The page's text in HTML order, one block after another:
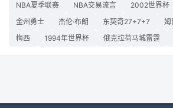
NBA夏季联赛
NBA交易流言 2002世界杯
金州勇士
杰伦·布朗 东契奇27+7+7 姆
梅西
1994年世界杯 俄克拉荷马城雷霆